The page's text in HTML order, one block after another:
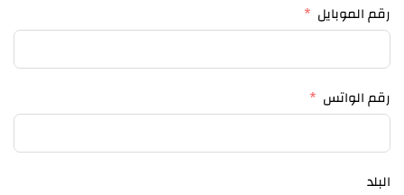
رقم الموبايل
رقم الواتس
البلد